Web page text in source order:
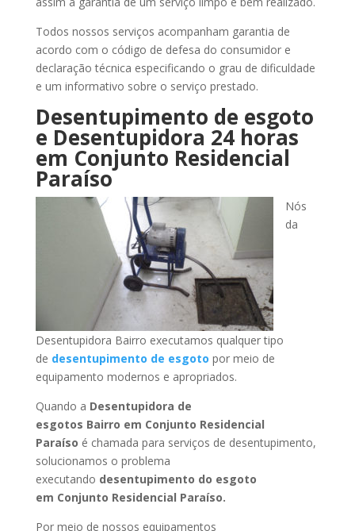
Todos nossos serviços acompanham garantia de
acordo com o código de defesa do consumidor e
declaração técnica especificando o grau de dificuldade
e um informativo sobre o serviço prestado.
Desentupimento de esgoto
e Desentupidora 24 horas
em Conjunto Residencial
Paraíso
Nós
da
Desentupidora Bairro executamos qualquer tipo
de desentupimento de esgoto por meio de
equipamento modernos e apropriados.
Quando a Desentupidora de
esgotos Bairro em Conjunto Residencial
Paraíso é chamada para serviços de desentupimento,
solucionamos o problema
executando desentupimento do esgoto
em Conjunto Residencial Paraíso.
Por meio de nossos equipamentos